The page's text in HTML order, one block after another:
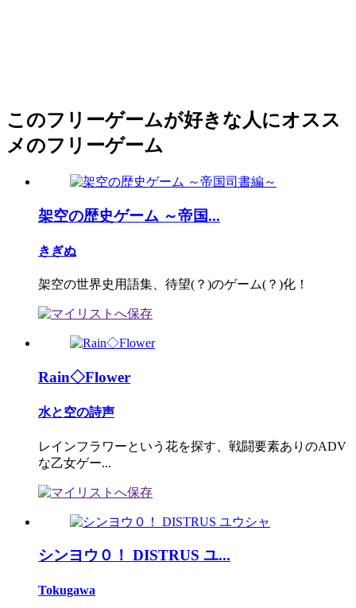
このフリーゲームが好きな人にオスス
メのフリーゲーム
架空の歴史ゲーム ～帝国...
きぎぬ
架空の世界史用語集、待望(？)のゲーム(？)化！
Rain◇Flower
水と空の詩声
レインフラワーという花を探す、戦闘要素ありのADV
な乙女ゲー...
シンヨウ０！ DISTRUS ユ...
Tokugawa